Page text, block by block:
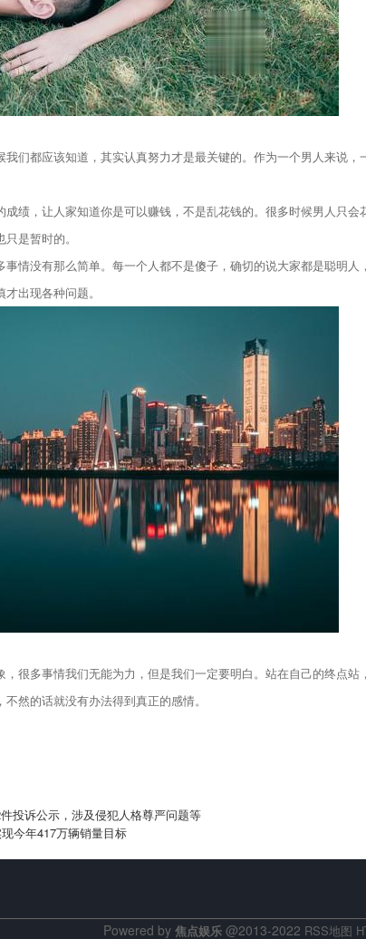
们都应该知道，其实认真努力才是最关键的。作为一个男人来说
绩，让人家知道你是可以赚钱，不是乱花钱的。很多时候男人只
是暂时的。
情没有那么简单。每一个人都不是傻子，确切的说大家都是聪明
出现各种问题。
很多事情我们无能为力，但是我们一定要明白。站在自己的终点
然的话就没有办法得到真正的感情。
投诉公示，涉及侵犯人格尊严问题等
今年417万辆销量目标
Powered by 焦点娱乐 @2013-2022 RSS地图